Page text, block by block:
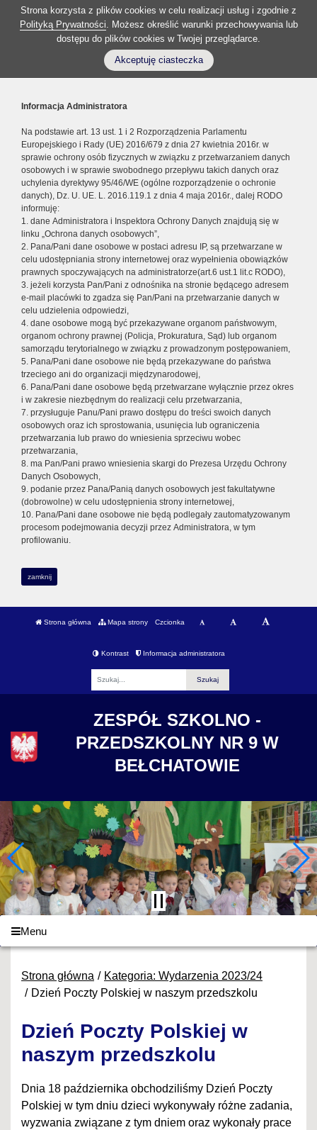
Strona korzysta z plików cookies w celu realizacji usług i zgodnie z
Polityką Prywatności. Możesz określić warunki przechowywania lub
dostępu do plików cookies w Twojej przeglądarce.
Akceptuję ciasteczka
Informacja Administratora
Na podstawie art. 13 ust. 1 i 2 Rozporządzenia Parlamentu
Europejskiego i Rady (UE) 2016/679 z dnia 27 kwietnia 2016r. w
sprawie ochrony osób fizycznych w związku z przetwarzaniem danych
osobowych i w sprawie swobodnego przepływu takich danych oraz
uchylenia dyrektywy 95/46/WE (ogólne rozporządzenie o ochronie
danych), Dz. U. UE. L. 2016.119.1 z dnia 4 maja 2016r., dalej RODO
informuję:
1. dane Administratora i Inspektora Ochrony Danych znajdują się w
linku „Ochrona danych osobowych”,
2. Pana/Pani dane osobowe w postaci adresu IP, są przetwarzane w
celu udostępniania strony internetowej oraz wypełnienia obowiązków
prawnych spoczywających na administratorze(art.6 ust.1 lit.c RODO),
3. jeżeli korzysta Pan/Pani z odnośnika na stronie będącego adresem
e-mail placówki to zgadza się Pan/Pani na przetwarzanie danych w
celu udzielenia odpowiedzi,
4. dane osobowe mogą być przekazywane organom państwowym,
organom ochrony prawnej (Policja, Prokuratura, Sąd) lub organom
samorządu terytorialnego w związku z prowadzonym postępowaniem,
5. Pana/Pani dane osobowe nie będą przekazywane do państwa
trzeciego ani do organizacji międzynarodowej,
6. Pana/Pani dane osobowe będą przetwarzane wyłącznie przez okres
i w zakresie niezbędnym do realizacji celu przetwarzania,
7. przysługuje Panu/Pani prawo dostępu do treści swoich danych
osobowych oraz ich sprostowania, usunięcia lub ograniczenia
przetwarzania lub prawo do wniesienia sprzeciwu wobec
przetwarzania,
8. ma Pan/Pani prawo wniesienia skargi do Prezesa Urzędu Ochrony
Danych Osobowych,
9. podanie przez Pana/Panią danych osobowych jest fakultatywne
(dobrowolne) w celu udostępnienia strony internetowej,
10. Pana/Pani dane osobowe nie będą podlegały zautomatyzowanym
procesom podejmowania decyzji przez Administratora, w tym
profilowaniu.
zamknij
Strona główna Mapa strony Czcionka
Kontrast Informacja administratora
ZESPÓŁ SZKOLNO -
PRZEDSZKOLNY NR 9 W
BEŁCHATOWIE
Menu
Strona główna
Kategoria: Wydarzenia 2023/24
Dzień Poczty Polskiej w naszym przedszkolu
Dzień Poczty Polskiej w
naszym przedszkolu
Dnia 18 października obchodziliśmy Dzień Poczty
Polskiej w tym dniu dzieci wykonywały różne zadania,
wyzwania związane z tym dniem oraz wykonały prace